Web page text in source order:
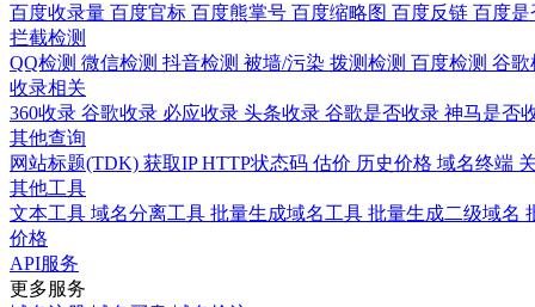
百度收录量 百度官标 百度熊掌号 百度缩略图 百度反链 百度
拦截检测
QQ检测 微信检测 抖音检测 被墙/污染 拨测检测 百度检测 谷
收录相关
360收录 谷歌收录 必应收录 头条收录 谷歌是否收录 神马是否
其他查询
网站标题(TDK) 获取IPHTTP状态码 估价 历史价格 域名终端
其他工具
文本工具 域名分离工具 批量生成域名工具 批量生成二级域名
价格
API服务
更多服务